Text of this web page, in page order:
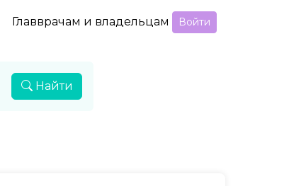
Главврачам и владельцам Войти
Найти